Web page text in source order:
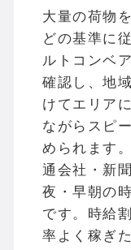
大量の荷物
どの基準に
ルトコンベ
確認し、地
けてエリア
ながらスピ
められます
通会社・新
夜・早朝の
です。時給
率よく稼ぎ